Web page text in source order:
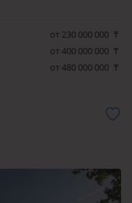
от 230 000 000 ₸
от 400 000 000 ₸
от 480 000 000 ₸